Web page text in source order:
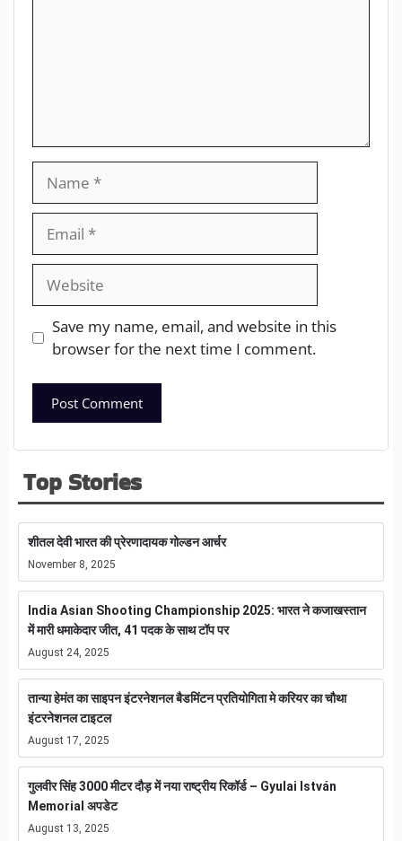
Save my name, email, and website in this
browser for the next time I comment.
Top Stories
शीतल देवी भारत की प्रेरणादायक गोल्डन आर्चर
November 8, 2025
India Asian Shooting Championship 2025: भारत ने कजाखस्तान
में मारी धमाकेदार जीत, 41 पदक के साथ टॉप पर
August 24, 2025
तान्या हेमंत का साइपन इंटरनेशनल बैडमिंटन प्रतियोगिता मे करियर का चौथा
इंटरनेशनल टाइटल
August 17, 2025
गुलवीर सिंह 3000 मीटर दौड़ में नया राष्ट्रीय रिकॉर्ड – Gyulai István
Memorial अपडेट
August 13, 2025